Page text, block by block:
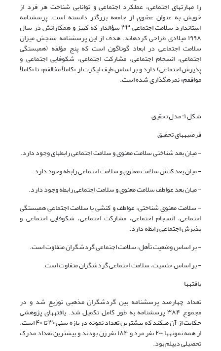
را مهارتهای اجتماعی، عملکرد اجتماعی و توانایی شناخت هر فرد از
خویش به عنوان عضوی از جامعه بزرگتر دانسته است. پرسشنامه
استاندارد سلامت اجتماعی ۳۳ سؤالدار که کییز و همکارانش در سال
۱۹۹۸ میلادی طراحی کردهاند. هدف از این پرسشنامه سنجش میزان
سلامت اجتماعی در ابعاد گوناگون است که پنج مؤلفه (همبستگی
اجتماعی، انسجام اجتماعی، مشارکت اجتماعی، شکوفایی اجتماعی و
پذیرش اجتماعی) دارد و بر اساس طیف لیکرت از «کاملاً مخالفم» تا «کاملاً
موافقم» نمرهگذاری شده است.
شکل ۱: مدل تحقیق
فرضیههای تحقیق
- میان بعد شناختی سلامت معنوی و سلامت اجتماعی رابطهای وجود دارد.
- میان بعد کنش سلامت معنوی و سلامت اجتماعی رابطه وجود دارد.
- میان بعد عواطف سلامت معنوی و سلامت اجتماعی رابطه وجود دارد.
- سلامت معنویِ شناختی، عواطف و کنشی با سلامت اجتماعیِ همبستگی
اجتماعی، انسجام اجتماعی، مشارکت اجتماعی، شکوفایی اجتماعی و
پذیرش اجتماعی رابطه دارد.
- بر اساس وضعیت تأهل، سلامت اجتماعی گردشگران متفاوت است.
- بر اساس جنسیت، سلامت اجتماعی گردشگران متفاوت است.
یافتهها
تعداد چهارصد پرسشنامه بین گردشگران مذهبی توزیع شد و در
مجموع ۳۸۴ پرسشنامه به طور کامل تکمیل شد. یافتههای پژوهشی
حکایتاز آن میکند که بیشترین تعداد نمونه در بازه سنی ۳۰ تا ۴۰ است.
از همه نمونهها ۲۰۰ نفر مرد و ۱۸۴ نفر زن بودند و بیشترین تعداد مدرک
تحصیلی دیپلم بود.